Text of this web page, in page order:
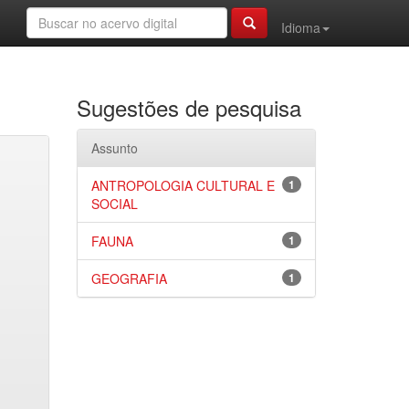
Idioma
Sugestões de pesquisa
Assunto
1
ANTROPOLOGIA CULTURAL E
SOCIAL
1
FAUNA
1
GEOGRAFIA